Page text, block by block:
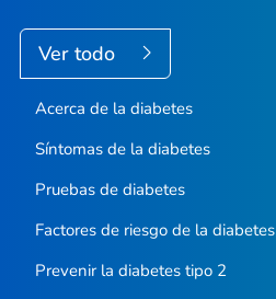
Ver todo
Acerca de la diabetes
Síntomas de la diabetes
Pruebas de diabetes
Factores de riesgo de la diabetes
Prevenir la diabetes tipo 2